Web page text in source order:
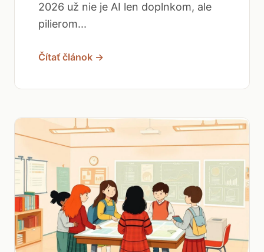
2026 už nie je AI len doplnkom, ale
pilierom...
Čítať článok →